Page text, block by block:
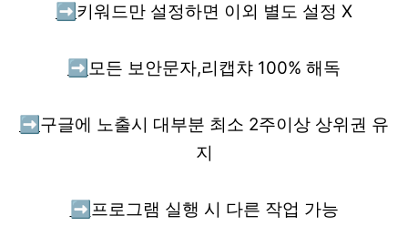
➡️ 키워드만 설정하면 이외 별도 설정 X
➡️ 모든 보안문자,리캡챠 100% 해독
➡️ 구글에 노출시 대부분 최소 2주이상 상위권 유
지
➡️ 프로그램 실행 시 다른 작업 가능